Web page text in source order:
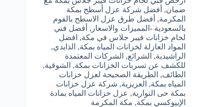
ضمان, أفضل شركة عزل أسطح بمكة
المكرمة, أفضل طرق عزل الاسطح بالفوم
بالسعودية -المميزات والاسعار , أفضل فني
لحام خزانات فيبر جلاس في مكة, افضل
المواد العازلة لخزانات المياه بمكة, الذايدي,
الراشيدية, الشرائع, الشركات المعتمدة
للكشف عن تسربات الخزانات بمكة, الشوقية,
الطائف, الطريقة الصحيحة لعزل خزانات
المياه بمكة, العزيزية, شركة عزل خزانات
بمكة حى النوارية, عزل خزانات المياه بمادة
الإبيوكسي بمكة, مكة المكرمة